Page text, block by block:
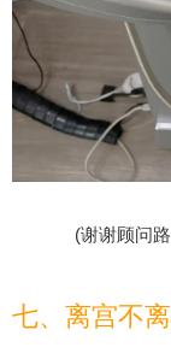
(谢谢顾问
七、离宫不